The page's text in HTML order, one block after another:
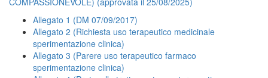
Allegato 1 (DM 07/09/2017)
Allegato 2 (Richiesta uso terapeutico medicinale
sperimentazione clinica)
Allegato 3 (Parere uso terapeutico farmaco
sperimentazione clinica)